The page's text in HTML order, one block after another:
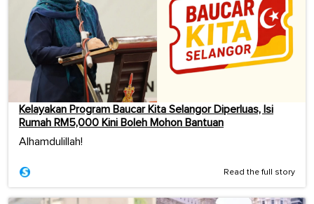
Kelayakan Program Baucar Kita Selangor Diperluas, Isi
Rumah RM5,000 Kini Boleh Mohon Bantuan
Alhamdulillah!
Read the full story